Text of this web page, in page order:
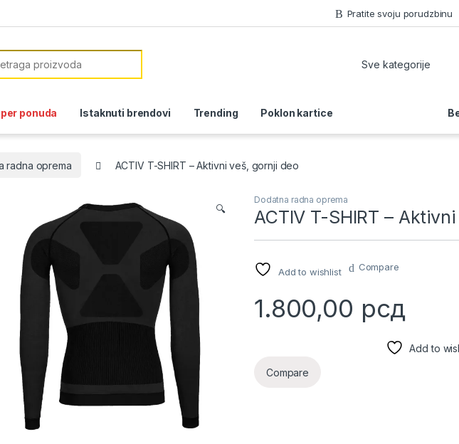
Pratite svoju porudzbinu
for:
ponuda Istaknuti brendovi Trending Poklon kartice
radna oprema ACTIV T-SHIRT – Aktivni veš, gornji deo
🔍
Dodatna radna oprema
ACTIV T-SHIRT –
Add to wishlist Compare
1.800,00 рсд
Add to
Compare